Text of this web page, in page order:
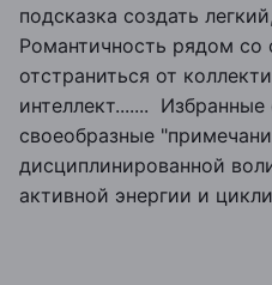
подсказка создать
Романтичность рядом со
отстраниться от
интеллект.......
своеобразные
дисциплинированной
активной энергии и